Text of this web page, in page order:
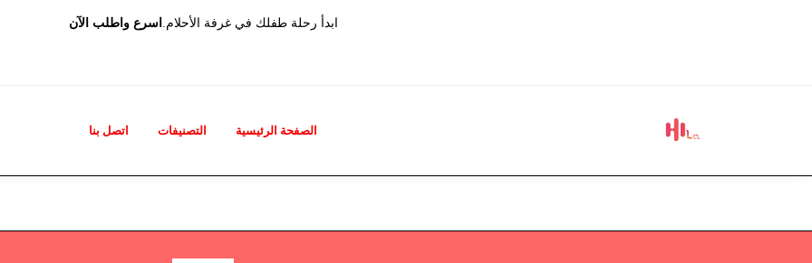
ابدأ رحلة طفلك في غرفة الأحلام. اسرع واطلب الآن
الصفحة الرئيسية التصنيفات اتصل بنا